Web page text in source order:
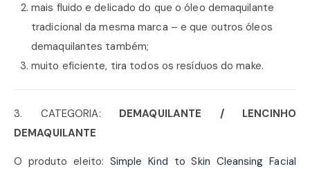
mais fluido e delicado do que o óleo demaquilante
tradicional da mesma marca – e que outros óleos
demaquilantes também;
muito eficiente, tira todos os resíduos do make.
3. CATEGORIA: DEMAQUILANTE / LENCINHO
DEMAQUILANTE
O produto eleito: Simple Kind to Skin Cleansing Facial